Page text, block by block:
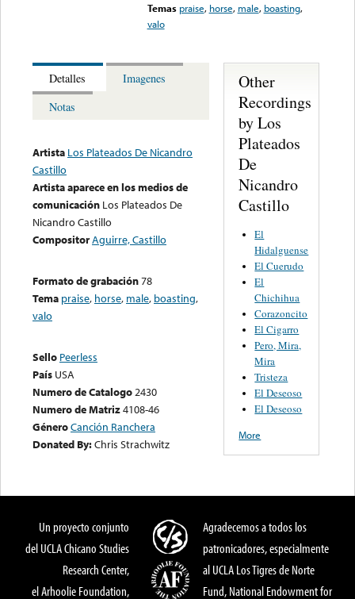
Temas praise, horse, male, boasting,
valo
Detalles
Imagenes
Notas
Artista Los Plateados De Nicandro
Castillo
Artista aparece en los medios de
comunicación Los Plateados De
Nicandro Castillo
CompositorAguirre, Castillo
Formato de grabación78
Tema praise, horse, male, boasting,
valo
Sello Peerless
País USA
Numero de Catalogo2430
Numero de Matriz4108-46
GéneroCanción Ranchera
Donated By:Chris Strachwitz
Other
Recordings
by Los
Plateados
De
Nicandro
Castillo
El
Hidalguense
El Cuerudo
El
Chichihua
Corazoncito
El Cigarro
Pero, Mira,
Mira
Tristeza
El Deseoso
El Deseoso
More
Un proyecto conjunto
del UCLA Chicano Studies
Research Center,
el Arhoolie Foundation,
Agradecemos a todos los
patronicadores, especialmente
al UCLA Los Tigres de Norte
Fund, National Endowment for